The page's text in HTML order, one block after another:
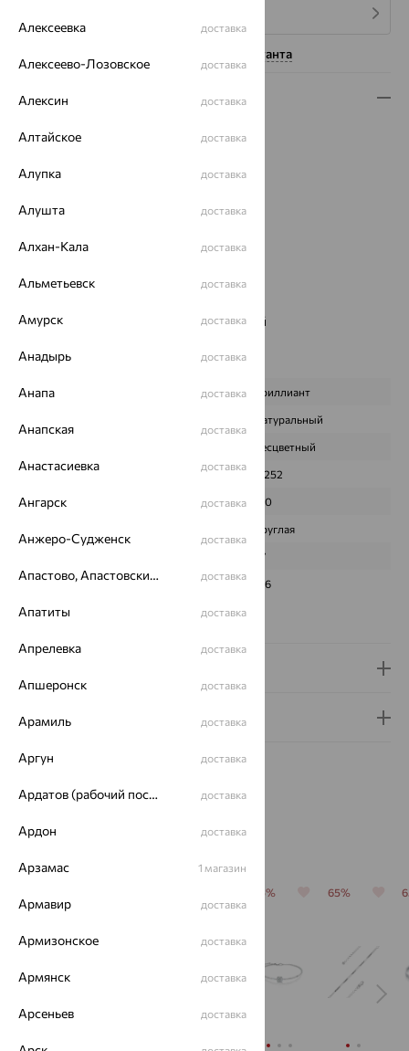
Нужна помощь консультанта
Описание
Вид изделия:
Металл:
Проба:585
Цвет вставки:
Наименование цвета вставки:
Бесцветный
Характеристика вставки:
ВИД КАМНЯ Бриллиант
Натуральный
Бесцветный
ВЕС 0,252
КОЛИЧЕСТВО 120
Круглая
57
ЧИСТОТА 3/6
Сертификаты на камни
Гарантия и возврат
Похожие изделия
65% 65%
Алексеевка доставка
Алексеево-Лозовское доставка
Алексин доставка
Алтайское доставка
Алупка доставка
Алушта доставка
Алхан-Кала доставка
Альметьевск доставка
Амурск доставка
Анадырь доставка
Анапа доставка
Анапская доставка
Анастасиевка доставка
Ангарск доставка
Анжеро-Судженск доставка
Апастово, Апастовский район доставка
Апатиты доставка
Апрелевка доставка
Апшеронск доставка
Арамиль доставка
Аргун доставка
Ардатов (рабочий поселок) доставка
Ардон доставка
Арзамас 1 магазин
Армавир доставка
Армизонское доставка
Армянск доставка
Арсеньев доставка